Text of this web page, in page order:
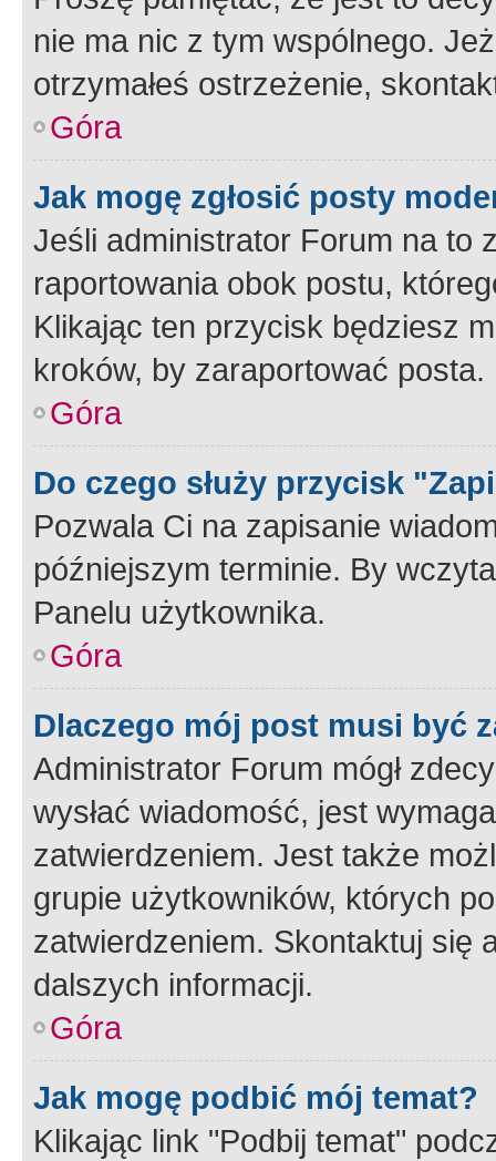
nie ma nic z tym wspólnego.
otrzymałeś ostrzeżenie,
Góra
Jak mogę zgłosić posty
Jeśli administrator Forum na to
raportowania obok postu,
Klikając ten przycisk będziesz
kroków, by zaraportować posta.
Góra
Do czego służy przycisk
Pozwala Ci na zapisanie
późniejszym terminie. By
Panelu użytkownika.
Góra
Dlaczego mój post musi być
Administrator Forum mógł
wysłać wiadomość, jest
zatwierdzeniem. Jest także
grupie użytkowników, których
zatwierdzeniem. Skontaktuj się
dalszych informacji.
Góra
Jak mogę podbić mój temat?
Klikając link "Podbij temat"